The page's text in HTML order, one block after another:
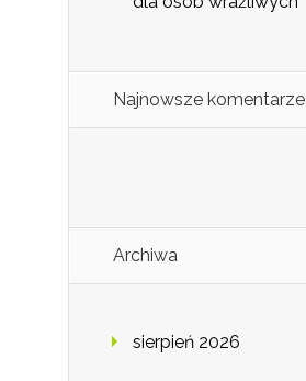
Najnowsze komentarze
Archiwa
sierpień 2026